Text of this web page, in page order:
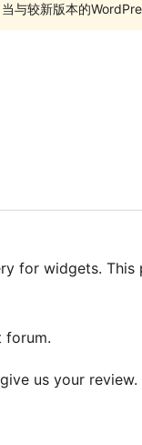
当与较新版本的
for widgets.
forum.
us your review.